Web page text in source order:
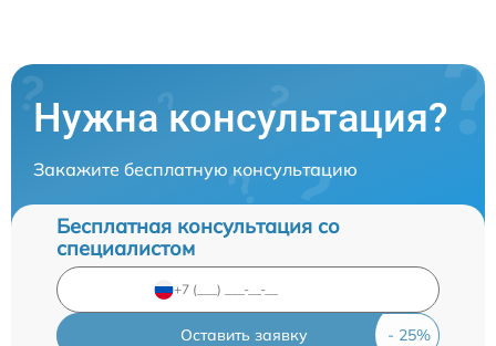
Нужна консультация?
Закажите бесплатную консультацию
Бесплатная консультация со
специалистом
Оставить заявку